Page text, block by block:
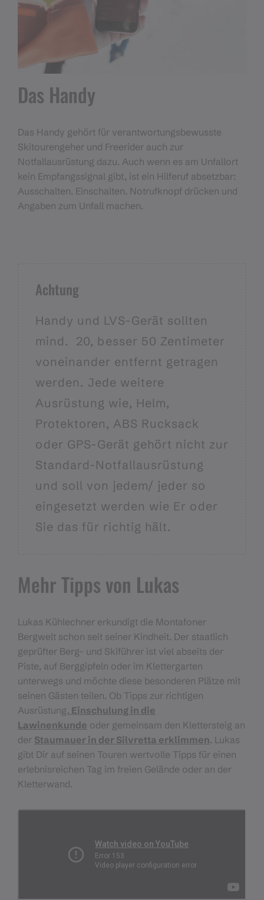
Das Handy
Das Handy gehört für verantwortungsbewusste
Skitourengeher und Freerider auch zur
Notfallausrüstung dazu. Auch wenn es am Unfallort
kein Empfangssignal gibt, ist ein Hilferuf absetzbar:
Ausschalten. Einschalten. Notrufknopf drücken und
Angaben zum Unfall machen.
Achtung
Handy und LVS-Gerät sollten
mind. 20, besser 50 Zentimeter
voneinander entfernt getragen
werden. Jede weitere
Ausrüstung wie, Helm,
Protektoren, ABS Rucksack
oder GPS-Gerät gehört nicht zur
Standard-Notfallausrüstung
und soll von jedem/ jeder so
eingesetzt werden wie Er oder
Sie das für richtig hält.
Mehr Tipps von Lukas
Lukas Kühlechner erkundigt die Montafoner
Bergwelt schon seit seiner Kindheit. Der staatlich
geprüfter Berg- und Skiführer ist viel abseits der
Piste, auf Berggipfeln oder im Klettergarten
unterwegs und möchte diese besonderen Plätze mit
seinen Gästen teilen. Ob Tipps zur richtigen
Ausrüstung, Einschulung in die
Lawinenkunde oder gemeinsam den Klettersteig an
der Staumauer in der Silvretta erklimmen. Lukas
gibt Dir auf seinen Touren wertvolle Tipps für einen
erlebnisreichen Tag im freien Gelände oder an der
Kletterwand.